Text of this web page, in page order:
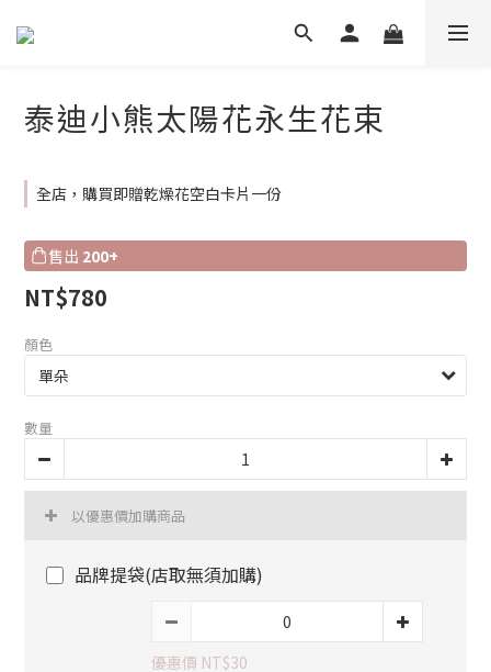
泰迪小熊太陽花永生花束
全店，購買即贈乾燥花空白卡片一份
售出 200+
NT$780
顏色
數量
以優惠價加購商品
品牌提袋(店取無須加購)
優惠價 NT$30